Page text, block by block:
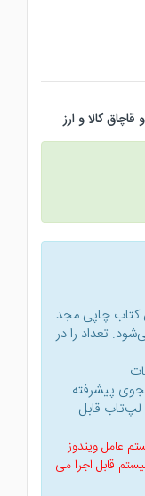
كالا و ارز
کتاب‌ چاپی مجد
تعداد را در
پیشرفته
لپ‌تاب قابل
عامل ویندوز
قابل اجرا می